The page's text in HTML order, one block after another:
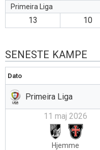
Primeira Liga
13 10
SENESTE KAMPE
Dato
Primeira Liga
11 maj 2026
Hjemme